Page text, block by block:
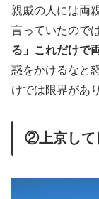
親戚の人には両
言っていたので
る」これだけで
惑をかけるなと
けでは限界があ
②上京して